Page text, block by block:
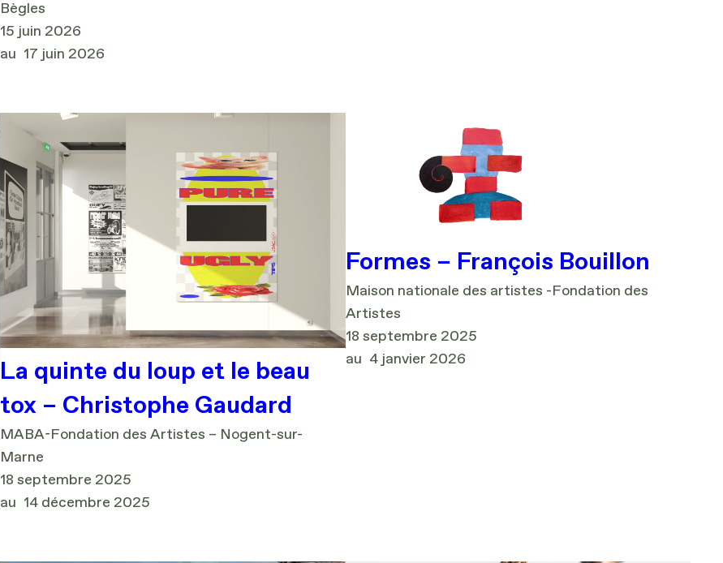
Bègles
15 juin 2026
au
17 juin 2026
La quinte du loup et le beau
tox – Christophe Gaudard
MABA-Fondation des Artistes – Nogent-sur-
Marne
18 septembre 2025
au
14 décembre 2025
Formes – François Bouillon
Maison nationale des artistes -Fondation des
Artistes
18 septembre 2025
au
4 janvier 2026